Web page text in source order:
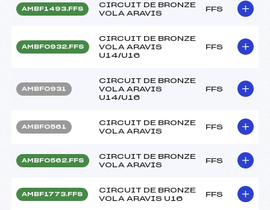
AMBF1493.FFS
CIRCUIT DE BRONZE
VOLA ARAVIS
FFS
AMBF0932.FFS
CIRCUIT DE BRONZE
VOLA ARAVIS
U14/U16
FFS
AMBF0931
CIRCUIT DE BRONZE
VOLA ARAVIS
U14/U16
FFS
AMBF0561
CIRCUIT DE BRONZE
VOLA ARAVIS
FFS
AMBF0562.FFS
CIRCUIT DE BRONZE
VOLA ARAVIS
FFS
AMBF1773.FFS
CIRCUIT DE BRONZE
VOLA ARAVIS U16
FFS